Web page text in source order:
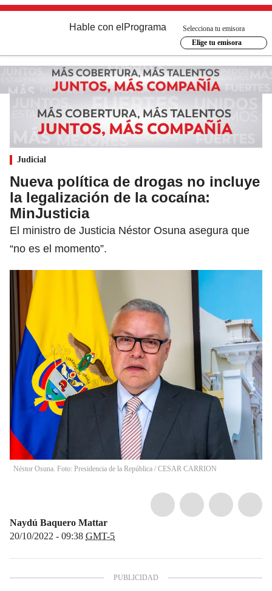
Hable con el Programa
Selecciona tu emisora
Elige tu emisora
Judicial
Nueva política de drogas no incluye
la legalización de la cocaína:
MinJusticia
El ministro de Justicia Néstor Osuna asegura que
“no es el momento”.
Néstor Osuna. Foto: Presidencia de la República / CESAR CARRION
Naydú Baquero Mattar
20/10/2022 - 09:38 GMT-5